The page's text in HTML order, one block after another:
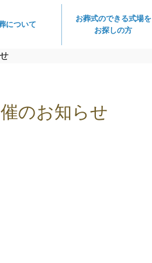
について
お葬式のできる式場を
お探しの方
のお知らせ